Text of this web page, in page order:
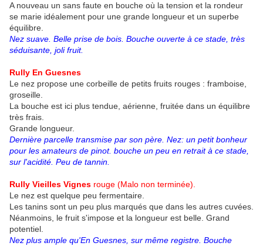
A nouveau un sans faute en bouche où la tension et la rondeur
se marie idéalement pour une grande longueur et un superbe
équilibre.
Nez suave. Belle prise de bois. Bouche ouverte à ce stade, très
séduisante, joli fruit.
Rully En Guesnes
Le nez propose une corbeille de petits fruits rouges : framboise,
groseille.
La bouche est ici plus tendue, aérienne, fruitée dans un équilibre
très frais.
Grande longueur.
Dernière parcelle transmise par son père. Nez: un petit bonheur
pour les amateurs de pinot. bouche un peu en retrait à ce stade,
sur l'acidité. Peu de tannin.
Rully Vieilles Vignes rouge (Malo non terminée).
Le nez est quelque peu fermentaire.
Les tanins sont un peu plus marqués que dans les autres cuvées.
Néanmoins, le fruit s'impose et la longueur est belle. Grand
potentiel.
Nez plus ample qu'En Guesnes, sur même registre. Bouche